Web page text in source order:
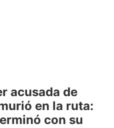
acusada de
en la ruta:
con su